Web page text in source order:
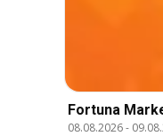
Fortuna
08.08.2026-